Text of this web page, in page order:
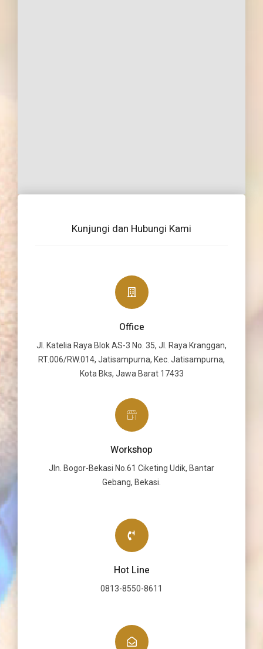
Kunjungi dan Hubungi Kami
Office
Jl. Katelia Raya Blok AS-3 No. 35, Jl. Raya Kranggan,
RT.006/RW.014, Jatisampurna, Kec. Jatisampurna,
Kota Bks, Jawa Barat 17433
Workshop
Jln. Bogor-Bekasi No.61 Ciketing Udik, Bantar
Gebang, Bekasi.
Hot Line
0813-8550-8611